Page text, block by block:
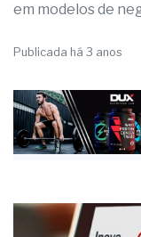
em modelos de
Publicada há 3 anos